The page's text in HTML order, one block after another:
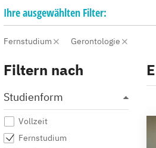
Ihreausgewählten Filter:
Fernstudium Gerontologie
Filtern nach
Studienform
Vollzeit
Fernstudium